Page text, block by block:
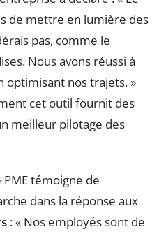
de mettre en lumière des
pas, comme le
Nous avons réussi à
nos trajets. »
cet outil fournit des
meilleur pilotage des
témoigne de
dans la réponse aux
: « Nos employés sont de